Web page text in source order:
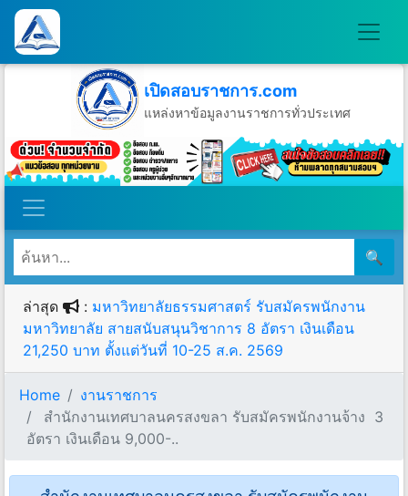
เปิดสอบราชการ.com
แหล่งหาข้อมูลงานราชการทั่วประเทศ
วันศุกร์ที่ 7 เดือนสิงหาคม พ.ศ.2569
🔍
ล่าสุด : มหาวิทยาลัยธรรมศาสตร์ รับสมัครพนักงาน
มหาวิทยาลัย สายสนับสนุนวิชาการ 8 อัตรา เงินเดือน
21,250 บาท ตั้งแต่วันที่ 10-25 ส.ค. 2569
Home
งานราชการ
สํานักงานเทศบาลนครสงขลา รับสมัครพนักงานจ้าง 3
อัตรา เงินเดือน 9,000-..